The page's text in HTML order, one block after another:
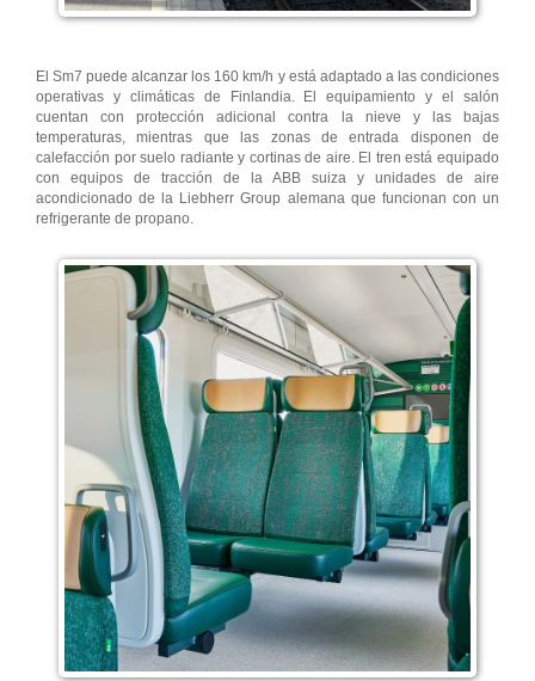
El Sm7 puede alcanzar los 160 km/h y está adaptado a las condiciones
operativas y climáticas de Finlandia. El equipamiento y el salón
cuentan con protección adicional contra la nieve y las bajas
temperaturas, mientras que las zonas de entrada disponen de
calefacción por suelo radiante y cortinas de aire. El tren está equipado
con equipos de tracción de la ABB suiza y unidades de aire
acondicionado de la Liebherr Group alemana que funcionan con un
refrigerante de propano.